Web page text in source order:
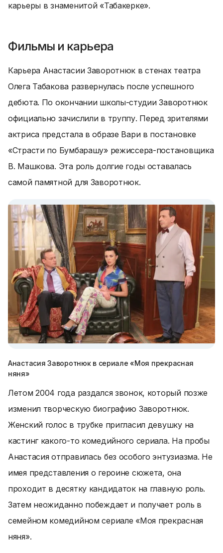
карьеры в знаменитой «Табакерке».
Фильмы и карьера
Карьера Анастасии Заворотнюк в стенах театра
Олега Табакова развернулась после успешного
дебюта. По окончании школы-студии Заворотнюк
официально зачислили в труппу. Перед зрителями
актриса предстала в образе Вари в постановке
«Страсти по Бумбарашу» режиссера-постановщика
В. Машкова. Эта роль долгие годы оставалась
самой памятной для Заворотнюк.
Анастасия Заворотнюк в сериале «Моя прекрасная
няня»
Летом 2004 года раздался звонок, который позже
изменил творческую биографию Заворотнюк.
Женский голос в трубке пригласил девушку на
кастинг какого-то комедийного сериала. На пробы
Анастасия отправилась без особого энтузиазма. Не
имея представления о героине сюжета, она
проходит в десятку кандидаток на главную роль.
Затем неожиданно побеждает и получает роль в
семейном комедийном сериале «Моя прекрасная
няня».